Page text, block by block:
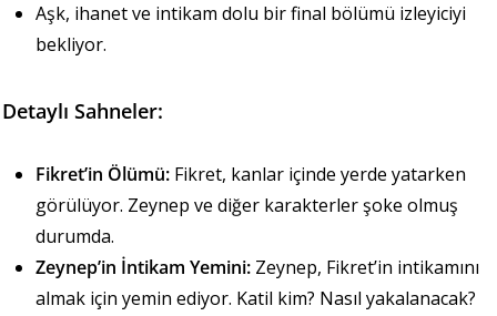
Aşk, ihanet ve intikam dolu bir final bölümü izleyiciyi
bekliyor.
Detaylı Sahneler:
Fikret’in Ölümü: Fikret, kanlar içinde yerde yatarken
görülüyor. Zeynep ve diğer karakterler şoke olmuş
durumda.
Zeynep’in İntikam Yemini: Zeynep, Fikret’in intikamını
almak için yemin ediyor. Katil kim? Nasıl yakalanacak?